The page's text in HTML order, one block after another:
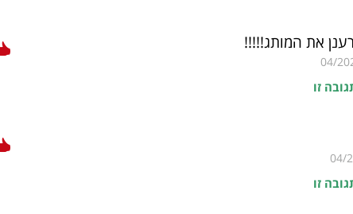
את המותג!!!!!
04/
זו
04/
זו